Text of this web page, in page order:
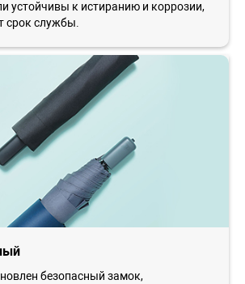
устойчивы к истиранию и коррозии,
срок службы.
безопасный замок,